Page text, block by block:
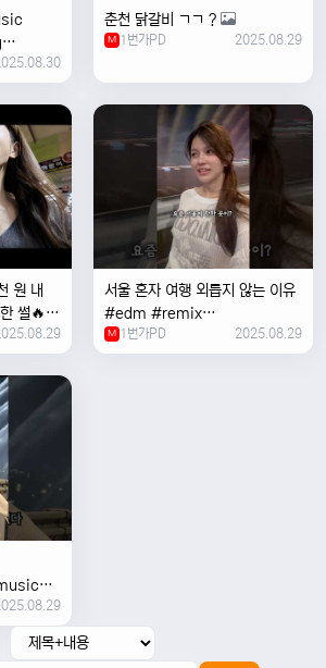
#한국 #
춘천 닭갈비 ㄱㄱ ?
M 1번가PD 2025.08.29
원 내
썰🔥
서울 혼자 여행 외릅지 않는 이유
#edm #remix
#electronicmusic #singer
#newmusic #music #여행
M 1번가PD 2025.08.29